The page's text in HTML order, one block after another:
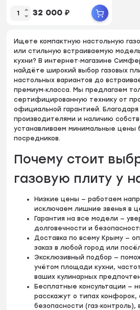
нерж....32 000 ₽
Ищете компактную настольную
или стильную встраиваемую
кухни? В интернет‑магазине
найдёте широкий выбор газовых
настольных вариантов до
премиум‑класса. Мы предлагаем
сертифицированную технику от
официальной гарантией.
производителями и наличию
устанавливаем минимальные цены
посредников.
Почему стоит
газовую плиту у
Низкие цены — работаем
исключаем лишние звенья в
Гарантия на все модели —
долговечности и
Доставка по всему Крыму —
заказ в любой город или
Эксклюзивный подбор —
учётом площади кухни,
ваших кулинарных
Бесплатные консультации —
расскажут о типах конфорок,
безопасности (газ‑контроль),